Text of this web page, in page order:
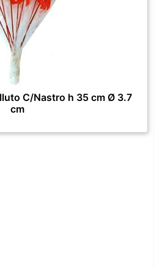
C/Nastro h 35 cm Ø 3.7
cm